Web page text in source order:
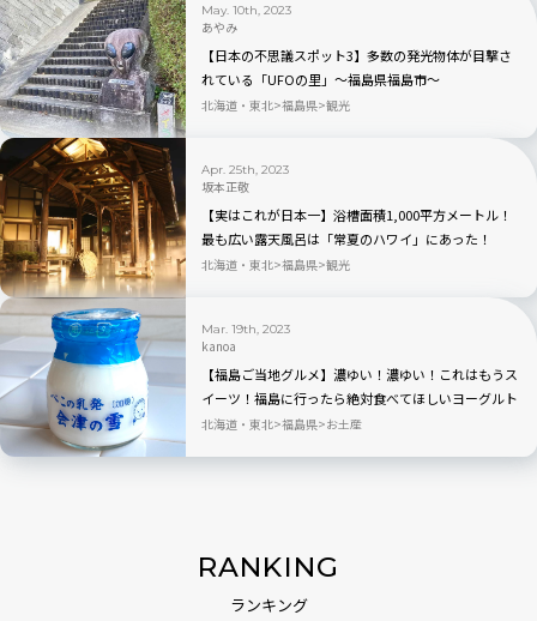
May. 10th, 2023
あやみ
【日本の不思議スポット3】多数の発光物体が目撃さ
れている「UFOの里」〜福島県福島市〜
北海道・東北 福島県 観光
Apr. 25th, 2023
坂本正敬
【実はこれが日本一】浴槽面積1,000平方メートル！
最も広い露天風呂は「常夏のハワイ」にあった！
北海道・東北 福島県 観光
Mar. 19th, 2023
kanoa
【福島ご当地グルメ】濃ゆい！濃ゆい！これはもうス
イーツ！福島に行ったら絶対食べてほしいヨーグルト
「べこの乳発 会津の雪」
北海道・東北 福島県 お土産
RANKING
ランキング